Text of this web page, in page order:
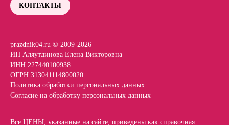
КОНТАКТЫ
prazdnik04.ru © 2009-2026
ИП Аляутдинова Елена Викторовна
ИНН 227440100938
ОГРН 313041114800020
Политика обработки персональных данных
Согласие на обработку персональных данных
Все ЦЕНЫ, указанные на сайте, приведены как справочная